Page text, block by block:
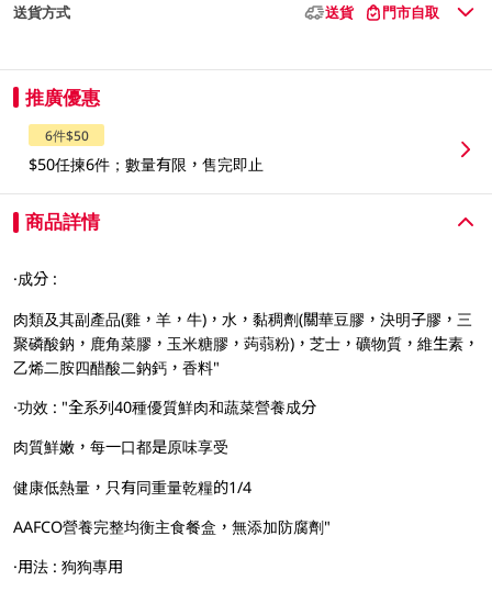
送貨方式 送貨 門市自取
推廣優惠
6件$50
$50任揀6件；數量有限，售完即止
商品詳情
·成分 :
肉類及其副產品(雞，羊，牛)，水，黏稠劑(關華豆膠，決明子膠，三
聚磷酸鈉，鹿角菜膠，玉米糖膠，蒟蒻粉)，芝士，礦物質，維生素，
乙烯二胺四醋酸二鈉鈣，香料"
·功效 : "全系列40種優質鮮肉和蔬菜營養成分
肉質鮮嫩，每一口都是原味享受
健康低熱量，只有同重量乾糧的1/4
AAFCO營養完整均衡主食餐盒，無添加防腐劑"
·用法 : 狗狗專用